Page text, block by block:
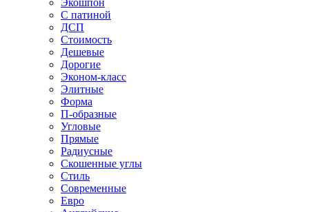
Экошпон
С патиной
ДСП
Стоимость
Дешевые
Дорогие
Эконом-класс
Элитные
Форма
П-образные
Угловые
Прямые
Радиусные
Скошенные углы
Стиль
Современные
Евро